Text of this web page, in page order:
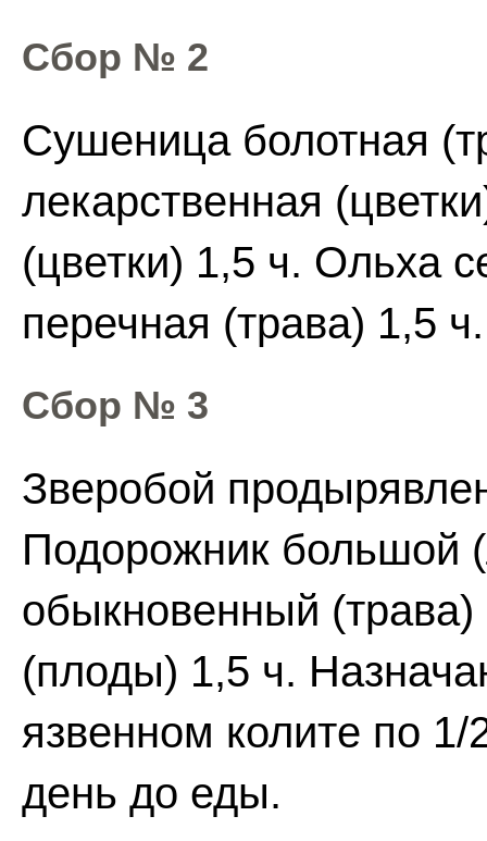
Сбор № 2
Сушеница болотная
лекарственная
(цветки) 1,5 ч. Ольха
перечная (трава) 1,5 ч.
Сбор № 3
Зверобой
Подорожник большой
обыкновенный
(плоды) 1,5 ч.
язвенном колите по 1/
день до еды.